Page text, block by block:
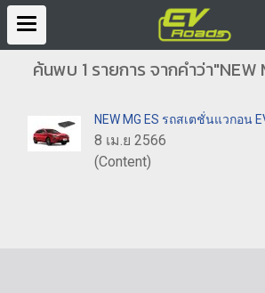
ค้นพบ 1 รายการ จากคำว่า"NEW
NEW MG ES รถสเตชั่นแวกอน
8 เม.ย 2566
(Content)